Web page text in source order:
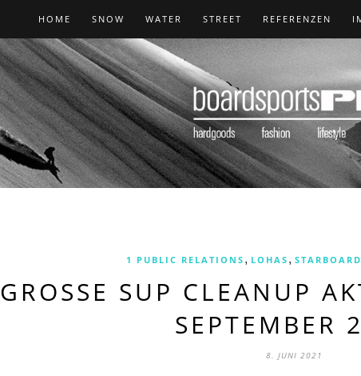
HOME SNOW WATER STREET REFERENZEN
1 PUBLIC RELATIONS , LOHAS ,
GROSSE SUP CLEANUP
EPTEMBER
8. JUNI 2021